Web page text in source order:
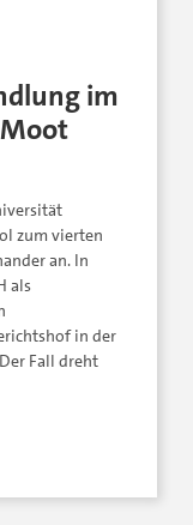
im
zum vierten
an. In
als
in der
Fall dreht